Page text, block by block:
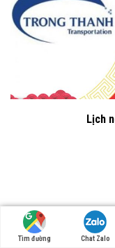
Lịch
Tìm đường Chat Zalo